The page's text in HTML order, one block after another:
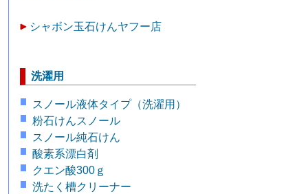
シャボン玉石けんヤフー店
洗濯用
スノール液体タイプ（洗濯用）
粉石けんスノール
スノール純石けん
酸素系漂白剤
クエン酸300ｇ
洗たく槽クリーナー